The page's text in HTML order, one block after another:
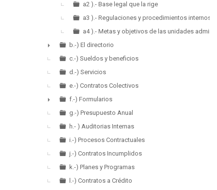
a2 ).- Base legal que la rige
a3 ).- Regulaciones y procedimientos internos
a4 ).- Metas y objetivos de las unidades
►
b.-) El directorio
c.-) Sueldos y beneficios
d.-) Servicios
e.-) Contratos Colectivos
►
f.-) Formularios
g.-) Presupuesto Anual
h.- ) Auditorias Internas
i.-) Procesos Contractuales
j.-) Contratos Incumplidos
k.-) Planes y Programas
l.-) Contratos a Crédito